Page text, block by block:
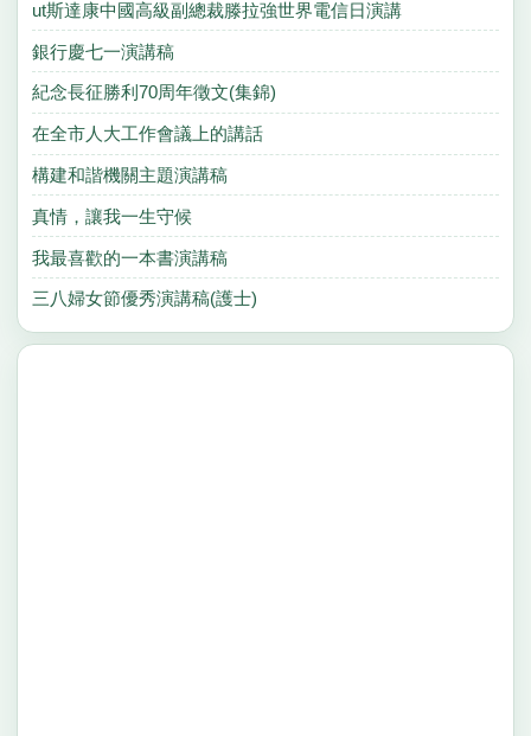
ut斯達康中國高級副總裁滕拉強世界電信日演講
銀行慶七一演講稿
紀念長征勝利70周年徵文(集錦)
在全市人大工作會議上的講話
構建和諧機關主題演講稿
真情，讓我一生守候
我最喜歡的一本書演講稿
三八婦女節優秀演講稿(護士)